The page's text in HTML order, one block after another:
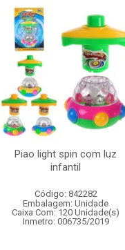
Piao light spin com luz
infantil
Código: 842282
Embalagem: Unidade
Caixa Com: 120 Unidade(s)
Inmetro: 006735/2019